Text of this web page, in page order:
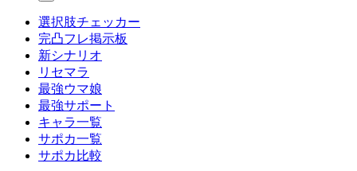
選択肢チェッカー
完凸フレ掲示板
新シナリオ
リセマラ
最強ウマ娘
最強サポート
キャラ一覧
サポカ一覧
サポカ比較